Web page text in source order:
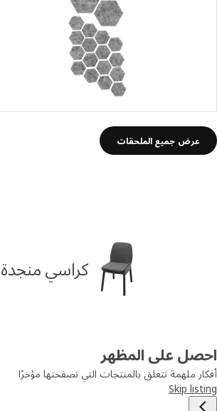
عرض جميع الملحقات
كراسي منجدة
احصل على المظهر
أفكار ملهمة تتعلق بالمنتجات التي تصفحتها مؤخرًا
Skip listing